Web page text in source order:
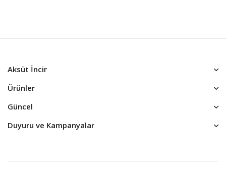
Aksüt İncir
Ürünler
Güncel
Duyuru ve Kampanyalar